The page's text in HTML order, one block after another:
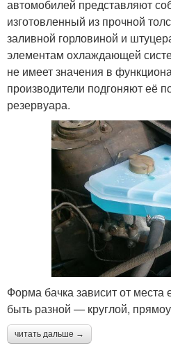
автомобилей представляют
изготовленный из прочной
заливной горловиной и
элементам охлаждающей
не имеет значения в
производители подгоняют её
резервуара.
Форма бачка зависит от места
быть разной — круглой,
читать дальше →